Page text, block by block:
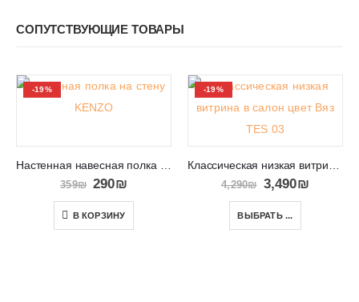
СОПУТСТВУЮЩИЕ ТОВАРЫ
-19%
Настенная навесная полка для книг в салон и спальню KENZO
359₪ 290₪
В КОРЗИНУ
-19%
Классическая низкая витрина для салона в Израиле TES 03
4,290₪ 3,490₪
ВЫБРАТЬ ...